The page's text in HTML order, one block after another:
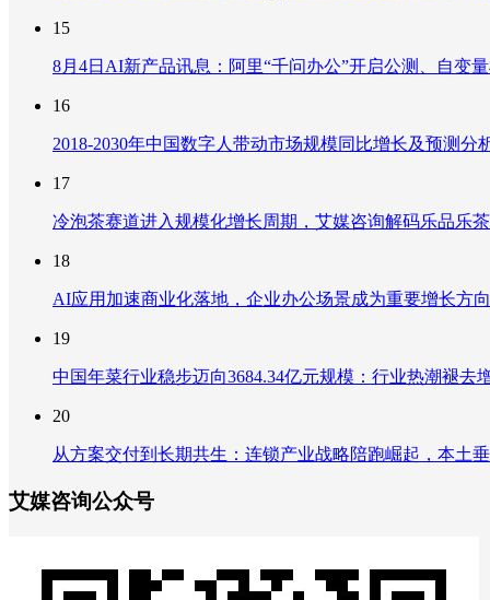
15
8月4日AI新产品讯息：阿里“千问办公”开启公测、自变
16
2018-2030年中国数字人带动市场规模同比增长及预测
17
冷泡茶赛道进入规模化增长周期，艾媒咨询解码乐品乐
18
AI应用加速商业化落地，企业办公场景成为重要增长方向
19
中国年菜行业稳步迈向3684.34亿元规模：行业热潮褪
20
从方案交付到长期共生：连锁产业战略陪跑崛起，本土
艾媒咨询公众号